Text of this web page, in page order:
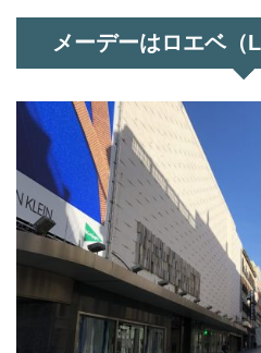
メーデーはロエベ（